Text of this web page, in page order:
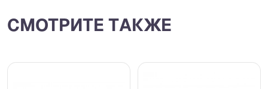
СМОТРИТЕ ТАКЖЕ